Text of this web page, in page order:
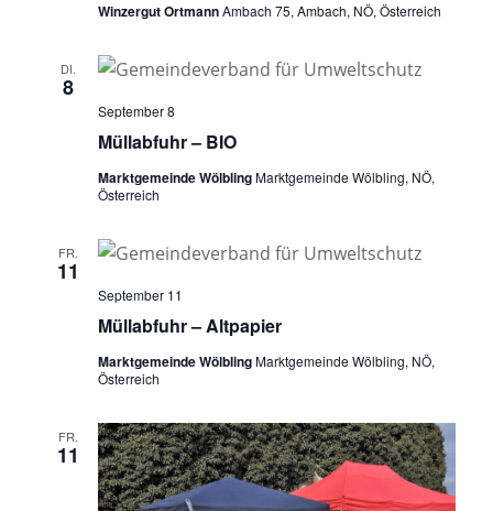
Winzergut OrtmannAmbach 75, Ambach, NÖ, Österreich
DI.
8
Müllabfuhr – BIO
September 8
Marktgemeinde WölblingMarktgemeinde Wölbling, NÖ,
Österreich
FR.
11
Müllabfuhr – Altpapier
September 11
Marktgemeinde WölblingMarktgemeinde Wölbling, NÖ,
Österreich
FR.
11